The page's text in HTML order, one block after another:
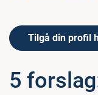
Tilgå din profil
5